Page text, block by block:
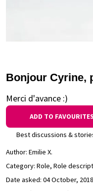
Bonjour Cyrine,
Merci d'avance :)
ADD TO FAVOURITES
Best discussions &
Author: Emilie X.
Category: Role, Role
Date asked: 04 October,